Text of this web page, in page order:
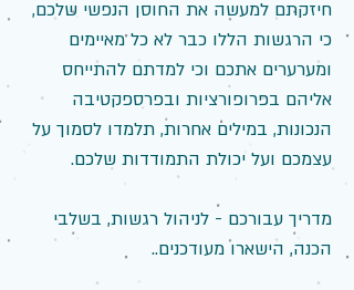
חיזקתם למעשה את החוסן הנפשי שלכם,
כי הרגשות הללו כבר לא כל מאיימים
ומערערים אתכם וכי למדתם להתייחס
אליהם בפרופורציות ובפרספקטיבה
הנכונות, במילים אחרות, תלמדו לסמוך על
עצמכם ועל יכולת התמודדות שלכם.
מדריך עבורכם - לניהול רגשות, בשלבי
הכנה, הישארו מעודכנים..